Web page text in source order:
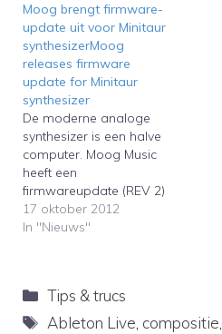
sequencers als Ableton,
Garageband, Logic en
Pro Tools. Polychord 2
was recently launched.
With Polychord you can
easily play chords on
your iPad.…
Moog brengt firmware-
update uit voor Minitaur
synthesizerMoog
releases firmware
update for Minitaur
synthesizer
De moderne analoge
synthesizer is een halve
computer. Moog Music
heeft een
firmwareupdate (REV 2)
uitgebracht voor de
fantastisch klinkende
Minitaur nog
begerenswaardiger dan
17 oktober 2012
In "Nieuws"
Categorieën
Tips & trucs
Tags
Ableton Live, compositie,